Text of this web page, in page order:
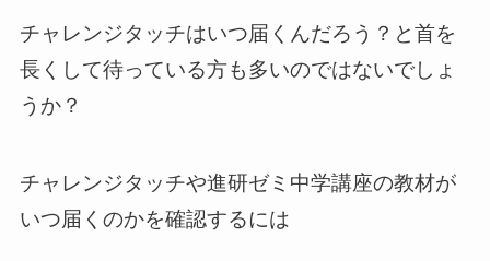
チャレンジタッチはいつ届くんだろう？と首を
長くして待っている方も多いのではないでしょ
うか？
チャレンジタッチや進研ゼミ中学講座の教材が
いつ届くのかを確認するには